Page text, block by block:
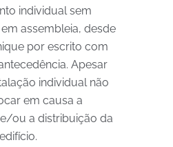
individual sem
assembleia, desde
por escrito com
Apesar
individual não
em causa a
ou a distribuição da